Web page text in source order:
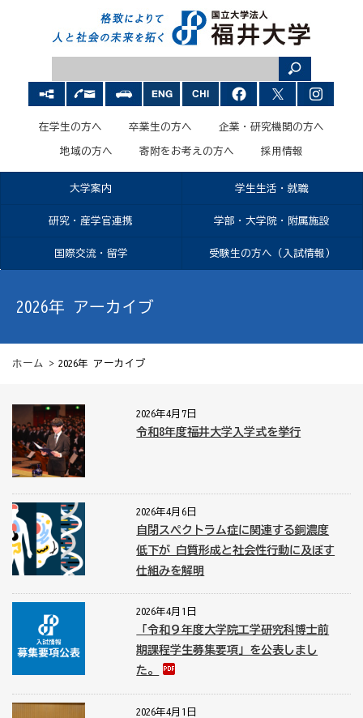
在学生の方へ 卒業生の方へ 企業・研究機関の方へ
地域の方へ 寄附をお考えの方へ 採用情報
大学案内 学生生活・就職
研究・産学官連携 学部・大学院・附属施設
国際交流・留学 受験生の方へ（入試情報）
2026年 アーカイブ
ホーム > 2026年 アーカイブ
2026年4月7日
令和8年度福井大学入学式を挙行
2026年4月6日
自閉スペクトラム症に関連する銅濃度
低下が 白質形成と社会性行動に及ぼす
仕組みを解明
2026年4月1日
「令和９年度大学院工学研究科博士前
期課程学生募集要項」を公表しまし
た。
2026年4月1日